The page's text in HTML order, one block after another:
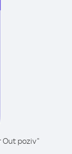
poziv"